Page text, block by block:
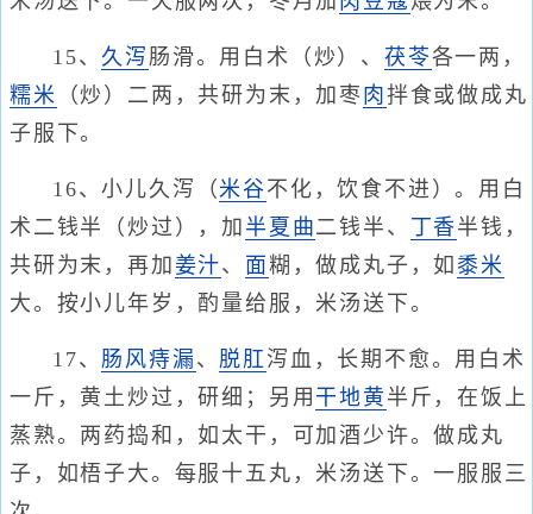
15、久泻 肠滑。用白术（炒）、茯苓各一两，
糯米 （炒）二两，共研为末，加枣 肉 拌食或做成丸
子服下。
16、小儿久泻（米谷不化，饮食不进）。用白
术二钱半（炒过），加 半夏曲二钱半、 丁香半钱，
共研为末，再加 姜汁、 面糊，做成丸子，如 黍米
大。按小儿年岁，酌量给服，米汤送下。
17、 肠风痔漏 、 脱肛 泻血，长期不愈。用白术
一斤，黄土炒过，研细；另用 干地黄 半斤，在饭上
蒸熟。两药捣和，如太干，可加酒少许。做成丸
子，如梧子大。每服十五丸，米汤送下。一服服三